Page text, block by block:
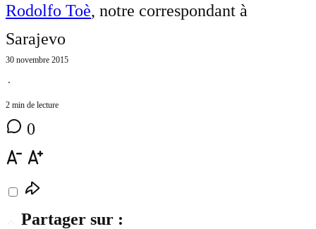
Rodolfo Toè, notre correspondant à
Sarajevo
30 novembre 2015
⋅
2 min de lecture
0
Partager sur :